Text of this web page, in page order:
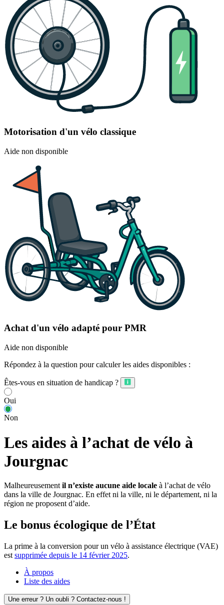
Motorisation d'un vélo classique
Aide non disponible
Achat d'un vélo adapté pour PMR
Aide non disponible
Répondez à la question pour calculer les aides disponibles :
Êtes-vous en situation de handicap ?
Oui
Non
Les aides à l’achat de vélo à
Jourgnac
Malheureusement il n’existe aucune aide locale à l’achat de vélo
dans la ville de Jourgnac. En effet ni la ville, ni le département, ni la
région ne proposent d’aide.
Le bonus écologique de l’État
La prime à la conversion pour un vélo à assistance électrique (VAE)
est supprimée depuis le 14 février 2025.
À propos
Liste des aides
Une erreur ? Un oubli ? Contactez-nous !